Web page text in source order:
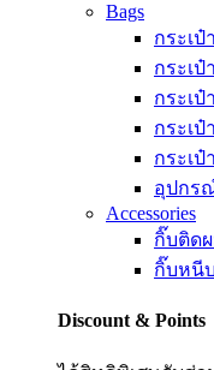
Bags
กระเป๋
กระเป๋
กระเป๋
กระเ
กระเป๋
อุปกร
Accessories
กิ๊บติด
กิ๊บหนี
Discount & Points